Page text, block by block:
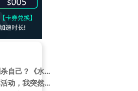
罗云熙现场教学反派刺杀自己？《水龙吟》选簪戏码让陈瑶当场懵圈
刷到喜马拉雅儿童投票活动，我突然想起海外闺蜜的吐槽：孩子追的动画，怎么总卡成PPT？